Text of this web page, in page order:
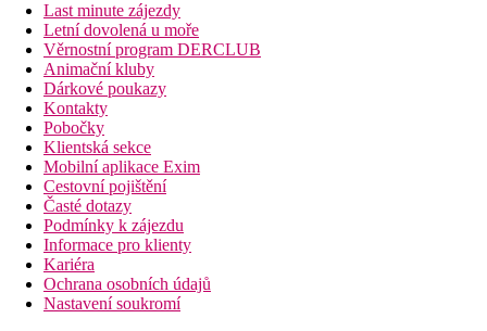
Last minute zájezdy
Letní dovolená u moře
Věrnostní program DERCLUB
Animační kluby
Dárkové poukazy
Kontakty
Pobočky
Klientská sekce
Mobilní aplikace Exim
Cestovní pojištění
Časté dotazy
Podmínky k zájezdu
Informace pro klienty
Kariéra
Ochrana osobních údajů
Nastavení soukromí